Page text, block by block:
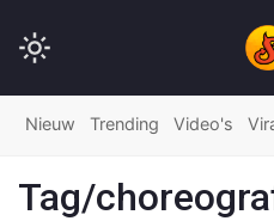
Nieuw Trending Video's
Tag/